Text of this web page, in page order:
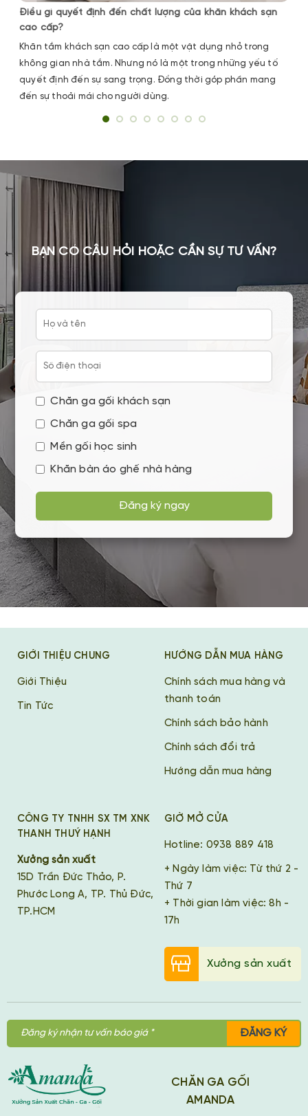
Điều gì quyết định đến chất lượng của khăn khách sạn
cao cấp?
Khăn tắm khách sạn cao cấp là một vật dụng nhỏ trong
không gian nhà tắm. Nhưng nó là một trong những yếu tố
quyết định đến sự sang trọng. Đồng thời góp phần mang
đến sự thoải mái cho người dùng.
BẠN CÓ CÂU HỎI HOẶC CẦN SỰ TƯ VẤN?
Chăn ga gối khách sạn
Chăn ga gối spa
Mền gối học sinh
Khăn bàn áo ghế nhà hàng
Đăng ký ngay
GIỚI THIỆU CHUNG
Giới Thiệu
Tin Tức
HƯỚNG DẪN MUA HÀNG
Chính sách mua hàng và
thanh toán
Chính sách bảo hành
Chính sách đổi trả
Hướng dẫn mua hàng
CÔNG TY TNHH SX TM XNK
THANH THUÝ HẠNH
Xưởng sản xuất
15D Trần Đức Thảo, P.
Phước Long A, TP. Thủ Đức,
TP.HCM
GIỜ MỞ CỬA
Hotline: 0938 889 418
+ Ngày làm việc: Từ thứ 2 -
Thứ 7
+ Thời gian làm việc: 8h -
17h
Xưởng sản xuất
ĐĂNG KÝ
CHĂN GA GỐI
AMANDA